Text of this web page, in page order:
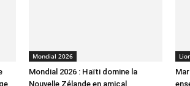
Mondial 2026
Mondial 2026 : Haïti domine la
Nouvelle Zélande en amical